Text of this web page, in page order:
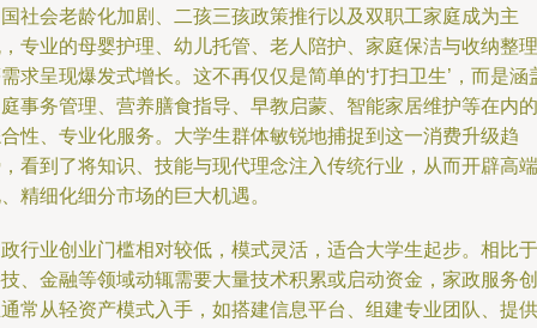
社会老龄化加剧、二孩三孩政策推行以及双职工家庭成为主
专业的母婴护理、幼儿托管、老人陪护、家庭保洁与收纳整理
求呈现爆发式增长。这不再仅仅是简单的‘打扫卫生’，而是涵
事务管理、营养膳食指导、早教启蒙、智能家居维护等在内的
性、专业化服务。大学生群体敏锐地捕捉到这一消费升级趋
看到了将知识、技能与现代理念注入传统行业，从而开辟高端
精细化细分市场的巨大机遇。
行业创业门槛相对较低，模式灵活，适合大学生起步。相比于
、金融等领域动辄需要大量技术积累或启动资金，家政服务创
常从轻资产模式入手，如搭建信息平台、组建专业团队、提供